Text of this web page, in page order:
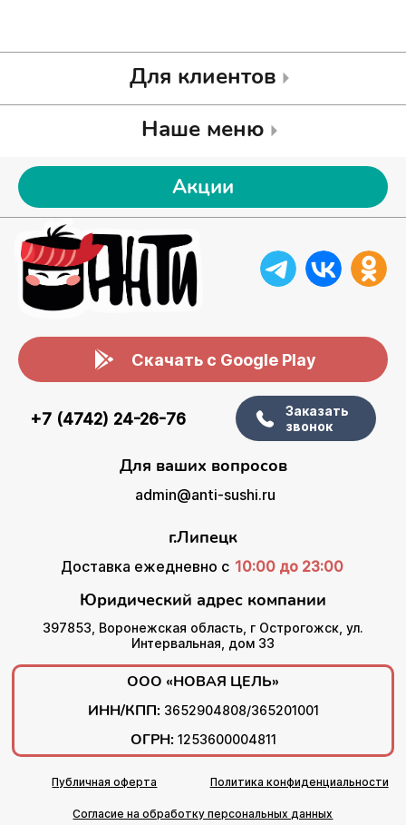
Для клиентов
Наше меню
Акции
Скачать с Google Play
+7 (4742) 24-26-76
Заказать
звонок
Для ваших вопросов
admin@anti-sushi.ru
г.Липецк
Доставка ежедневно с 10:00 до 23:00
Юридический адрес компании
397853, Воронежская область, г Острогожск, ул.
Интервальная, дом 33
ООО «НОВАЯ ЦЕЛЬ»
ИНН/КПП: 3652904808/365201001
ОГРН: 1253600004811
Публичная оферта Политика конфиденциальности
Согласие на обработку персональных данных